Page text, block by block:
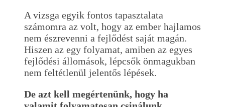
A vizsga egyik fontos tapasztalata
számomra az volt, hogy az ember hajlamos
nem észrevenni a fejlődést saját magán.
Hiszen az egy folyamat, amiben az egyes
fejlődési állomások, lépcsők önmagukban
nem feltétlenül jelentős lépések.
De azt kell megértenünk, hogy ha